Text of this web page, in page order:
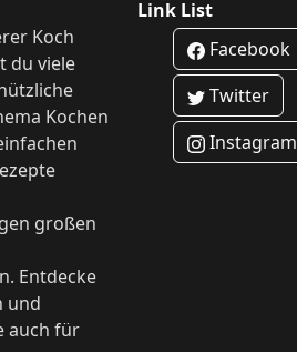
Koch
du viele
Kochen
großen
Entdecke
und
auch für
Link List
Facebook
Twitter
Instagram